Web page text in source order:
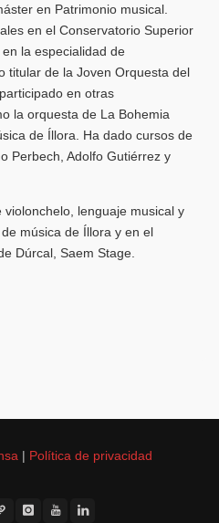
en Patrimonio musical.
en el Conservatorio Superior
la especialidad de
titular de la Joven Orquesta del
en otras
la orquesta de La Bohemia
de Íllora. Ha dado cursos de
Perbech, Adolfo Gutiérrez y
lenguaje musical y
música de Íllora y en el
Dúrcal, Saem Stage.
| Política de privacidad